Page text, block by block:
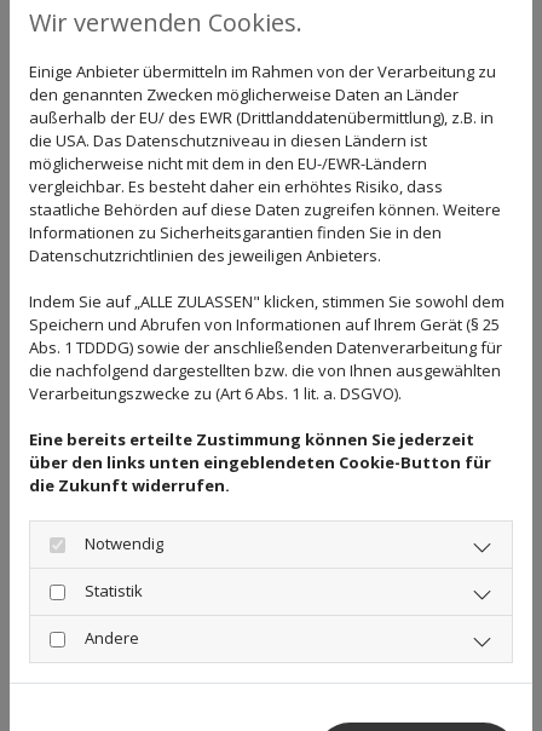
Finanzen abzunehmen.
Unsere beiden Beratungsstellen des Steuerbüros
befinden sich in Delitzsch, beziehungsweise in Leipzig.
Bereits seit April 1992 betreuen wir dort unsere
Kunden in der familiengeführten Kanzlei.
Selbstverständlich ist auch eine Betreuung vor Ort in
Ihren Räumlichkeiten möglich, denn auch Ihre
Arbeitszeit ist wertvoll.
Bei unseren steuerlichen Beratungen sind uns ein
individueller Kontakt und eine qualitative Arbeit
besonders wichtig. Nur so können wir ein notwendiges
und nachhaltig beraten. Wir gehen auf Ihre Anliegen
ein und entwickeln ein auf Sie bezogenes Konzept.
Als Steuerbüro in Leipzig und Delitzsch betreuen wir
seit nunmehr 25 Jahren erfolgreich kleine und
mittelständische Unternehmen sowie Privatpersonen
bei Fragen rund um die Erstellung von
Wir verwenden Cookies.
Einige Anbieter übermitteln im Rahmen von der Verarbeitung zu
den genannten Zwecken möglicherweise Daten an Länder
außerhalb der EU/ des EWR (Drittlanddatenübermittlung), z.B. in
die USA. Das Datenschutzniveau in diesen Ländern ist
möglicherweise nicht mit dem in den EU-/EWR-Ländern
vergleichbar. Es besteht daher ein erhöhtes Risiko, dass
staatliche Behörden auf diese Daten zugreifen können. Weitere
Informationen zu Sicherheitsgarantien finden Sie in den
Datenschutzrichtlinien des jeweiligen Anbieters.
Indem Sie auf „ALLE ZULASSEN" klicken, stimmen Sie sowohl dem
Speichern und Abrufen von Informationen auf Ihrem Gerät (§ 25
Abs. 1 TDDDG) sowie der anschließenden Datenverarbeitung für
die nachfolgend dargestellten bzw. die von Ihnen ausgewählten
Verarbeitungszwecke zu (Art 6 Abs. 1 lit. a. DSGVO).
Eine bereits erteilte Zustimmung können Sie jederzeit
über den links unten eingeblendeten Cookie-Button für
die Zukunft widerrufen.
Notwendig
Statistik
Andere